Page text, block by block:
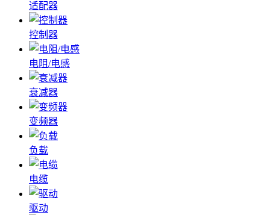
适配器
控制器
电阻/电感
衰减器
变频器
负载
电缆
驱动